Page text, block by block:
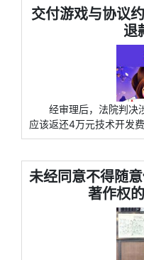
交付游戏与协议
退
经审理后，法院判决
应该返还4万元技术开发
未经同意不得随
著作权